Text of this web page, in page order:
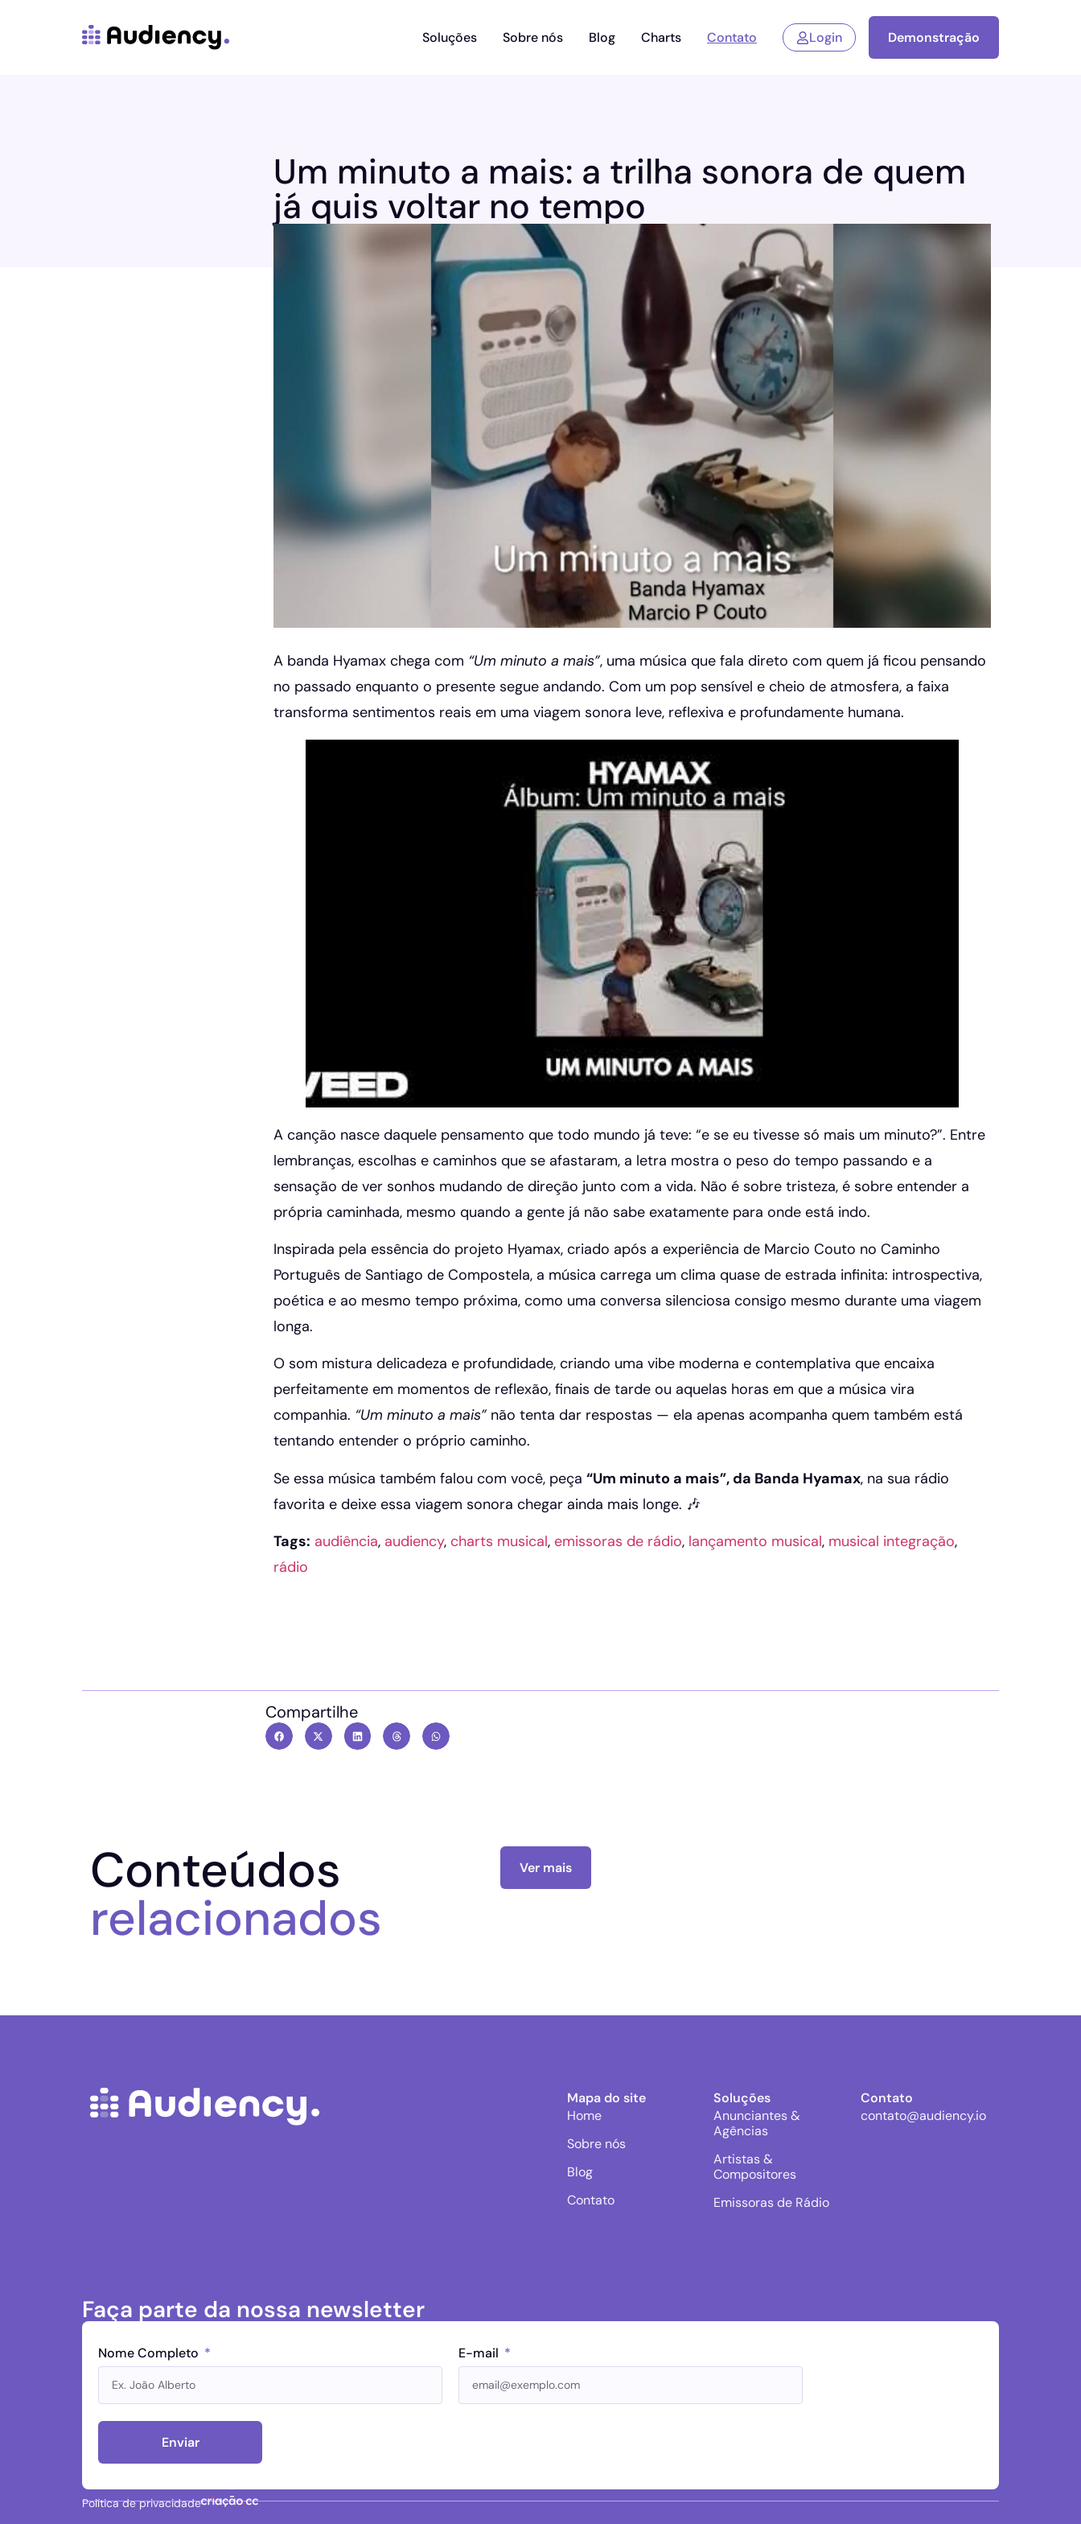
Soluções Sobre nós Blog Charts Contato Login Demonstração
Um minuto a mais: a trilha sonora de quem
já quis voltar no tempo
A banda Hyamax chega com “Um minuto a mais”, uma música que fala direto com quem já ficou pensando
no passado enquanto o presente segue andando. Com um pop sensível e cheio de atmosfera, a faixa
transforma sentimentos reais em uma viagem sonora leve, reflexiva e profundamente humana.
A canção nasce daquele pensamento que todo mundo já teve: “e se eu tivesse só mais um minuto?”. Entre
lembranças, escolhas e caminhos que se afastaram, a letra mostra o peso do tempo passando e a
sensação de ver sonhos mudando de direção junto com a vida. Não é sobre tristeza, é sobre entender a
própria caminhada, mesmo quando a gente já não sabe exatamente para onde está indo.
Inspirada pela essência do projeto Hyamax, criado após a experiência de Marcio Couto no Caminho
Português de Santiago de Compostela, a música carrega um clima quase de estrada infinita: introspectiva,
poética e ao mesmo tempo próxima, como uma conversa silenciosa consigo mesmo durante uma viagem
longa.
O som mistura delicadeza e profundidade, criando uma vibe moderna e contemplativa que encaixa
perfeitamente em momentos de reflexão, finais de tarde ou aquelas horas em que a música vira
companhia. “Um minuto a mais”não tenta dar respostas — ela apenas acompanha quem também está
tentando entender o próprio caminho.
Se essa música também falou com você, peça “Um minuto a mais”, da Banda Hyamax, na sua rádio
favorita e deixe essa viagem sonora chegar ainda mais longe. 🎶
Tags: audiência, audiency, charts musical, emissoras de rádio, lançamento musical, musical integração,
rádio
Compartilhe
Conteúdos
relacionados
Ver mais
Mapa do site
Home
Sobre nós
Blog
Contato
Soluções
Anunciantes &
Agências
Artistas &
Compositores
Emissoras de Rádio
Contato
contato@audiency.io
Faça parte da nossa newsletter
Nome Completo E-mail
Enviar
Política de privacidade